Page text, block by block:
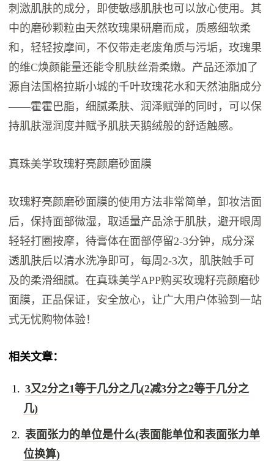
刺激肌肤的成分，即使敏感肌肤也可以放心使用。其
中的磨砂颗粒由天然玫瑰果研磨而成，质感细软柔
和，轻轻按摩间，不仅带走老废角质与污垢，玫瑰果
的维C焕颜能量还能令肌肤丝滑柔嫩。产品还添加了
源自法国格拉斯小城的千叶玫瑰花水和天然油脂成分
——霍霍巴脂，细腻柔肤、润泽赋弹的同时，可以保
持肌肤湿润度并赋予肌肤天鹅绒般的舒适触感。
真珠美学玫瑰籽亮颜磨砂面膜
玫瑰籽亮颜磨砂面膜的使用方法非常简单，卸妆洁面
后，保持面部微湿，取适量产品涂于肌肤，避开眼周
轻轻打圈按摩，待膏体在面部停留2-3分钟，成分深
透肌肤后以清水洗净即可，每周2-3次，肌肤触手可
及的柔滑细腻。在真珠美学APP购买玫瑰籽亮颜磨砂
面膜，正品保证，安全放心，让广大用户体验到一站
式无忧购物体验！
相关文章：
3又2分之1等于几分之几(2减3分之2等于几分之
几)
表面张力的单位是什么(表面能单位和表面张力单
位换算)